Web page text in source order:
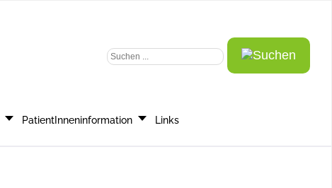
Suchen ...
PatientInneninformation Links